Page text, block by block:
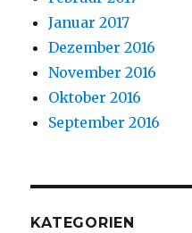
Januar 2017
Dezember 2016
November 2016
Oktober 2016
September 2016
KATEGORIEN